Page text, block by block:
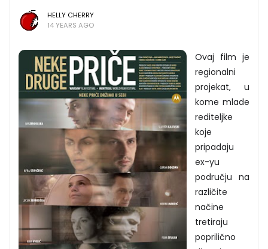
HELLY CHERRY
14 YEARS AGO
Ovaj film je
regionalni
projekat, u
kome mlade
rediteljke
koje
pripadaju
ex-yu
području na
različite
načine
tretiraju
poprilično